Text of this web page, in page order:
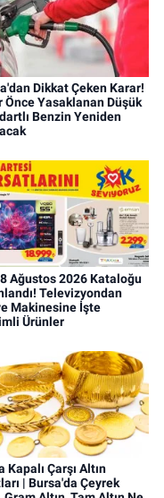
Dikkat Çeken Karar!
Önce Yasaklanan Düşük
Benzin Yeniden
Ağustos 2026 Kataloğu
Televizyondan
Makinesine İşte
Ürünler
Kapalı Çarşı Altın
| Bursa'da Çeyrek